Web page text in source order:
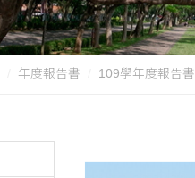
年度報告書 109學年度報告書